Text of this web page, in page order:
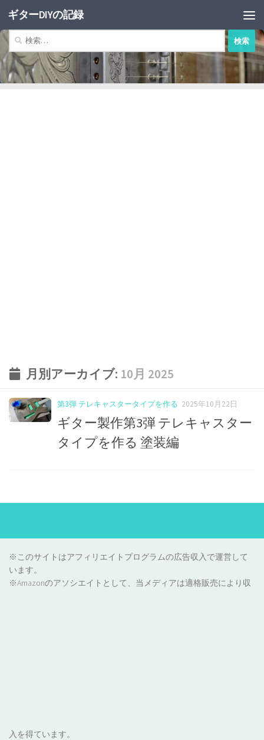
コンテンツへスキップ
ギターDIYの記録
索:
月別アーカイブ: 10月 2025
第3弾 テレキャスタータイプを作る 2025年10月22日
ギター製作第3弾 テレキャスター
タイプを作る 塗装編
※このサイトはアフィリエイトプログラムの広告収入で運営して
います。
※Amazonのアソシエイトとして、当メディアは適格販売により収
入を得ています。